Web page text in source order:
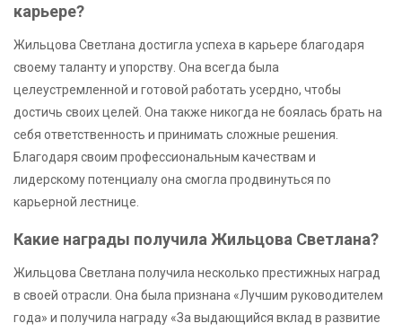
карьере?
Жильцова Светлана достигла успеха в карьере благодаря
своему таланту и упорству. Она всегда была
целеустремленной и готовой работать усердно, чтобы
достичь своих целей. Она также никогда не боялась брать на
себя ответственность и принимать сложные решения.
Благодаря своим профессиональным качествам и
лидерскому потенциалу она смогла продвинуться по
карьерной лестнице.
Какие награды получила Жильцова Светлана?
Жильцова Светлана получила несколько престижных наград
в своей отрасли. Она была признана «Лучшим руководителем
года» и получила награду «За выдающийся вклад в развитие